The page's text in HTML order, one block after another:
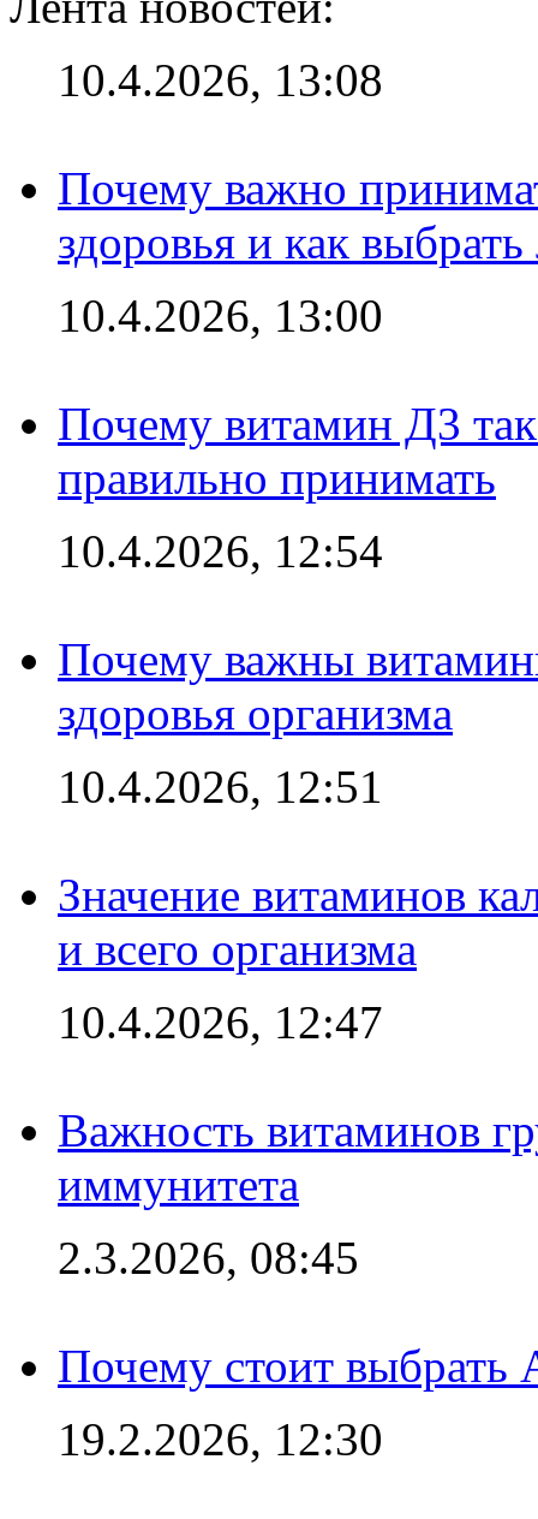
10.4.2026, 13:08
Почему важно
здоровья и как
10.4.2026, 13:00
Почему витамин Д3 так
правильно принимать
10.4.2026, 12:54
Почему важны
здоровья организма
10.4.2026, 12:51
Значение витаминов
и всего организма
10.4.2026, 12:47
Важность витаминов
иммунитета
2.3.2026, 08:45
Почему стоит выбрать
19.2.2026, 12:30